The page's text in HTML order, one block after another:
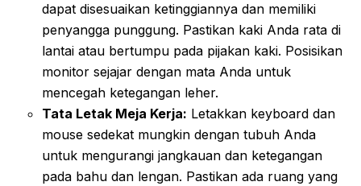
dapat disesuaikan ketinggiannya dan memiliki
penyangga punggung. Pastikan kaki Anda rata di
lantai atau bertumpu pada pijakan kaki. Posisikan
monitor sejajar dengan mata Anda untuk
mencegah ketegangan leher.
Tata Letak Meja Kerja: Letakkan keyboard dan
mouse sedekat mungkin dengan tubuh Anda
untuk mengurangi jangkauan dan ketegangan
pada bahu dan lengan. Pastikan ada ruang yang